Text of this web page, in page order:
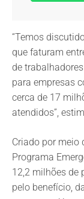
“Temos
que faturam
de
para empresas
cerca de 17
atendidos”,
Criado por meio
Programa
12,2 milhões de
pelo benefício,